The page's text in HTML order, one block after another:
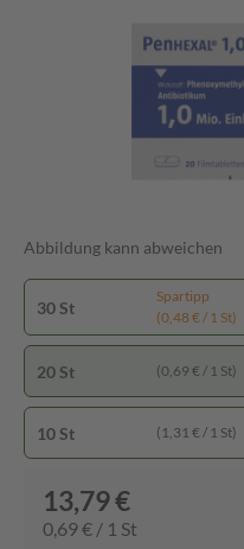
Abbildung kann abweichen
30 St
Spartipp
(0,48 € / 1 St)
20 St (0,69 € / 1 St)
10 St (1,31 € / 1 St)
13,79 €
0,69 € / 1 St